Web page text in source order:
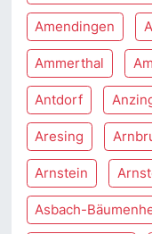
Amendingen
Ammerthal
Antdorf
Aresing
Arnstein
Asbach-